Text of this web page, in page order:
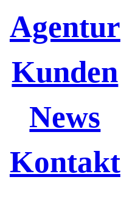
Agentur
Kunden
News
Kontakt